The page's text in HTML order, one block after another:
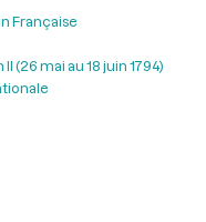
Française
(26 mai au 18 juin 1794)